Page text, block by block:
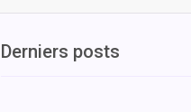
Derniers posts